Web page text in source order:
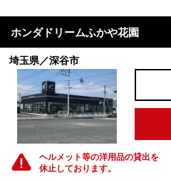
埼玉県／深谷市
ホンダドリームふかや花園
ヘルメット等の洋用品の貸出を
休止しております。